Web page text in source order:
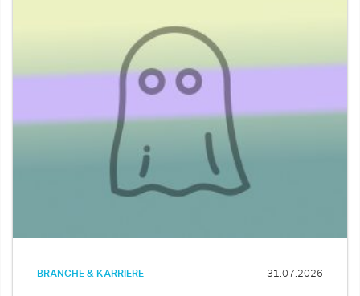
BRANCHE & KARRIERE 31.07.2026